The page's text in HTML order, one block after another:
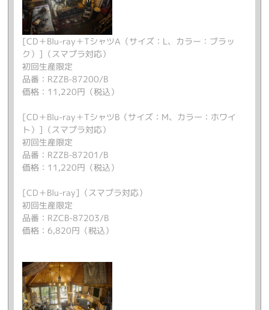
[CD＋Blu-ray＋TシャツA（サイズ：L、カラー：ブラッ
ク）]（スマプラ対応）
初回生産限定
品番：RZZB-87200/B
価格：11,220円（税込）
[CD＋Blu-ray＋TシャツB（サイズ：M、カラー：ホワイ
ト）]（スマプラ対応）
初回生産限定
品番：RZZB-87201/B
価格：11,220円（税込）
[CD＋Blu-ray]（スマプラ対応）
初回生産限定
品番：RZCB-87203/B
価格：6,820円（税込）